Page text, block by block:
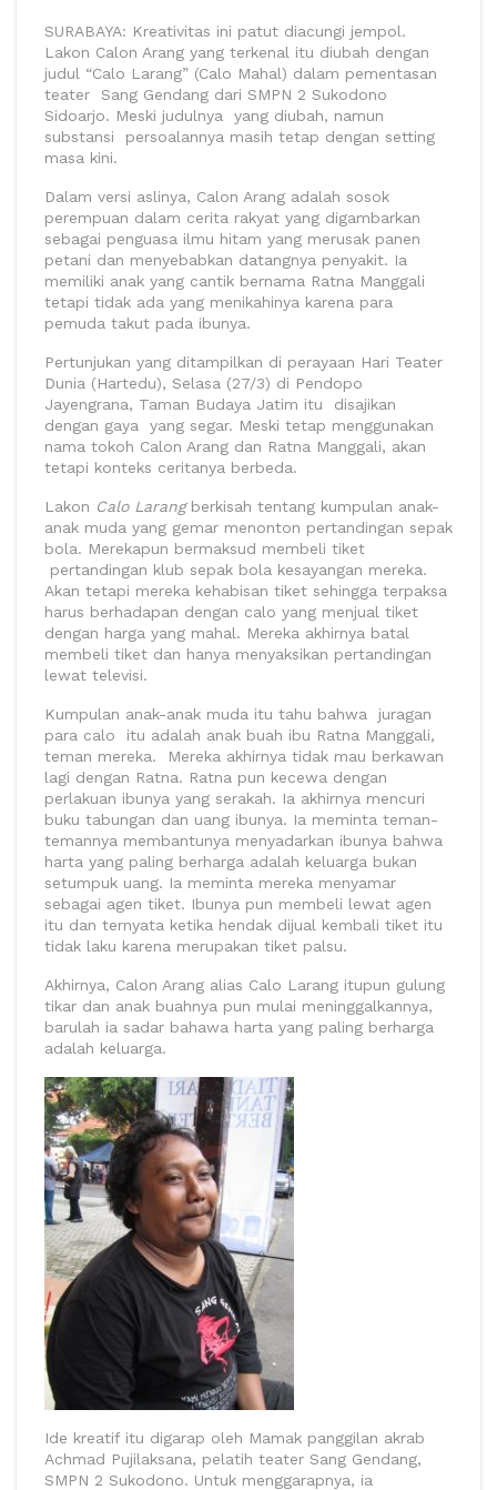
SURABAYA: Kreativitas ini patut diacungi jempol.
Lakon Calon Arang yang terkenal itu diubah dengan
judul “Calo Larang” (Calo Mahal) dalam pementasan
teater Sang Gendang dari SMPN 2 Sukodono
Sidoarjo. Meski judulnya yang diubah, namun
substansi persoalannya masih tetap dengan setting
masa kini.
Dalam versi aslinya, Calon Arang adalah sosok
perempuan dalam cerita rakyat yang digambarkan
sebagai penguasa ilmu hitam yang merusak panen
petani dan menyebabkan datangnya penyakit. Ia
memiliki anak yang cantik bernama Ratna Manggali
tetapi tidak ada yang menikahinya karena para
pemuda takut pada ibunya.
Pertunjukan yang ditampilkan di perayaan Hari Teater
Dunia (Hartedu), Selasa (27/3) di Pendopo
Jayengrana, Taman Budaya Jatim itu disajikan
dengan gaya yang segar. Meski tetap menggunakan
nama tokoh Calon Arang dan Ratna Manggali, akan
tetapi konteks ceritanya berbeda.
Lakon Calo Larang berkisah tentang kumpulan anak-
anak muda yang gemar menonton pertandingan sepak
bola. Merekapun bermaksud membeli tiket
pertandingan klub sepak bola kesayangan mereka.
Akan tetapi mereka kehabisan tiket sehingga terpaksa
harus berhadapan dengan calo yang menjual tiket
dengan harga yang mahal. Mereka akhirnya batal
membeli tiket dan hanya menyaksikan pertandingan
lewat televisi.
Kumpulan anak-anak muda itu tahu bahwa juragan
para calo itu adalah anak buah ibu Ratna Manggali,
teman mereka. Mereka akhirnya tidak mau berkawan
lagi dengan Ratna. Ratna pun kecewa dengan
perlakuan ibunya yang serakah. Ia akhirnya mencuri
buku tabungan dan uang ibunya. Ia meminta teman-
temannya membantunya menyadarkan ibunya bahwa
harta yang paling berharga adalah keluarga bukan
setumpuk uang. Ia meminta mereka menyamar
sebagai agen tiket. Ibunya pun membeli lewat agen
itu dan ternyata ketika hendak dijual kembali tiket itu
tidak laku karena merupakan tiket palsu.
Akhirnya, Calon Arang alias Calo Larang itupun gulung
tikar dan anak buahnya pun mulai meninggalkannya,
barulah ia sadar bahawa harta yang paling berharga
adalah keluarga.
Ide kreatif itu digarap oleh Mamak panggilan akrab
Achmad Pujilaksana, pelatih teater Sang Gendang,
SMPN 2 Sukodono. Untuk menggarapnya, ia